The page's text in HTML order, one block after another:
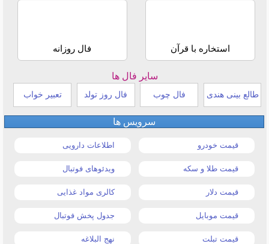
استخاره با قرآن فال روزانه
سایر فال ها
طالع بینی هندی فال چوب فال روز تولد تعبیر خواب
سرویس ها
قیمت خودرو اطلاعات دارویی
قیمت طلا و سکه ویدئوهای فوتبال
قیمت دلار کالری مواد غذایی
قیمت موبایل جدول پخش فوتبال
قیمت تبلت نهج البلاغه